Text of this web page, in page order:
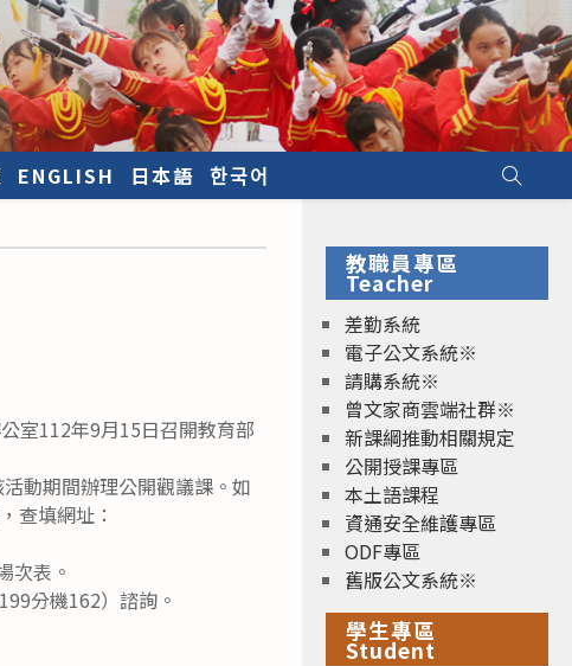
ENGLISH 日本語 한국어
室112年9月15日召開教育部
動期間辦理公開觀議課。如
查填網址：
次表。
分機162）諮詢。
教職員專區
Teacher
差勤系統
電子公文系統※
請購系統※
曾文家商雲端社群※
新課綱推動相關規定
公開授課專區
本土語課程
資通安全維護專區
ODF專區
舊版公文系統※
學生專區
Student